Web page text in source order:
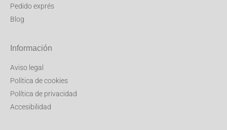
Pedido exprés
Blog
Información
Aviso legal
Política de cookies
Política de privacidad
Accesibilidad